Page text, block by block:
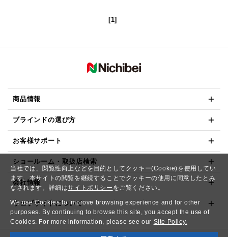
当社では、閲覧性向上などを目的としてクッキー(Cookie)を使用してい
ます。本サイトの閲覧を継続することでクッキーの使用に同意したとみ
なされます。詳細はサイトポリシー をご覧ください。
We use Cookies to improve browsing experience and for other
purposes. By continuing to browse this site, you accept the use of
Cookies. For more information, please see our Site Policy.
[1]
商品情報
ブラインドの選び方
お客様サポート
ショールーム・取扱店検索
会社情報
ウェブサイトについて